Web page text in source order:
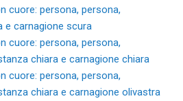
cuore: persona, persona,
e carnagione scura
cuore: persona, persona,
chiara e carnagione chiara
cuore: persona, persona,
chiara e carnagione olivastra